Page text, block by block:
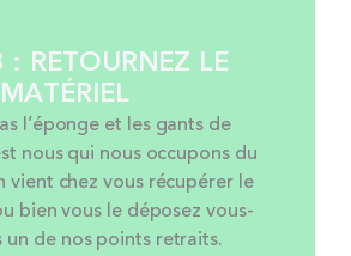
: RETOURNEZ LE
MATÉRIEL
l’éponge et les gants de
nous qui nous occupons du
vient chez vous récupérer le
bien vous le déposez vous-
un de nos points retraits.